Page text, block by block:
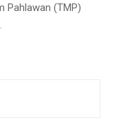
Pahlawan (TMP)